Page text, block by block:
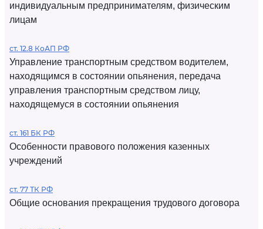
индивидуальным предпринимателям, физическим
лицам
ст. 12.8 КоАП РФ
Управление транспортным средством водителем,
находящимся в состоянии опьянения, передача
управления транспортным средством лицу,
находящемуся в состоянии опьянения
ст. 161 БК РФ
Особенности правового положения казенных
учреждений
ст. 77 ТК РФ
Общие основания прекращения трудового договора